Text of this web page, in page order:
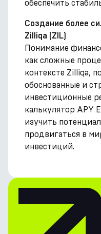
обеспечить
Создание более
Zilliqa (ZIL)
Понимание
как сложные
контексте Zilliqa,
обоснованные и
инвестиционные
калькулятор APY
изучить
продвигаться в
инвестиций.